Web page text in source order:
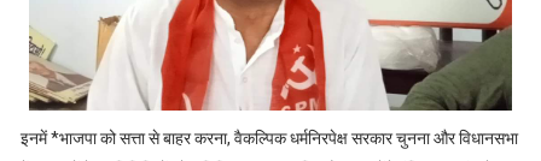
इनमें *भाजपा को सत्ता से बाहर करना, वैकल्पिक धर्मनिरपेक्ष सरकार चुनना और विधानसभा